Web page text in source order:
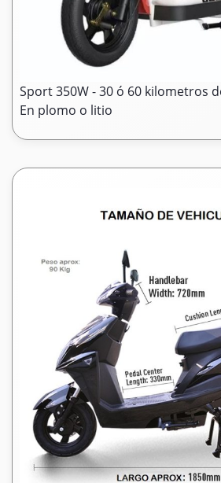
Sport 350W - 30 ó 60 kilometros
En plomo o litio